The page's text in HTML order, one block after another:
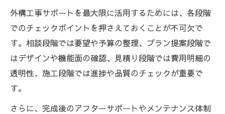
外構工事サポートを最大限に活用するためには、各段階
でのチェックポイントを押さえておくことが不可欠で
す。相談段階では要望や予算の整理、プラン提案段階で
はデザインや機能面の確認、見積り段階では費用明細の
透明性、施工段階では進捗や品質のチェックが重要で
す。
さらに、完成後のアフターサポートやメンテナンス体制